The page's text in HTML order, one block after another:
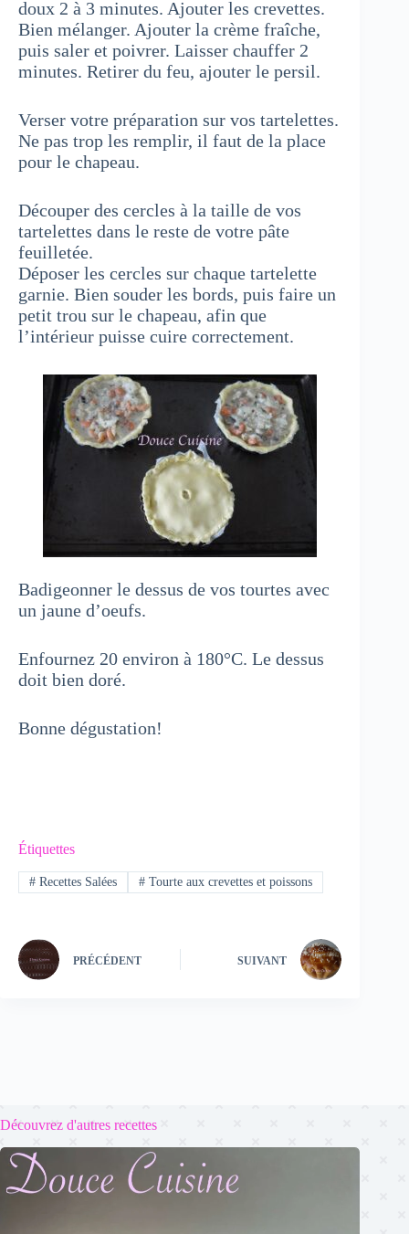
doux 2 à 3 minutes. Ajouter les crevettes.
Bien mélanger. Ajouter la crème fraîche,
puis saler et poivrer. Laisser chauffer 2
minutes. Retirer du feu, ajouter le persil.
Verser votre préparation sur vos tartelettes.
Ne pas trop les remplir, il faut de la place
pour le chapeau.
Découper des cercles à la taille de vos
tartelettes dans le reste de votre pâte
feuilletée.
Déposer les cercles sur chaque tartelette
garnie. Bien souder les bords, puis faire un
petit trou sur le chapeau, afin que
l’intérieur puisse cuire correctement.
Badigeonner le dessus de vos tourtes avec
un jaune d’oeufs.
Enfournez 20 environ à 180°C. Le dessus
doit bien doré.
Bonne dégustation!
Étiquettes
#Recettes Salées #Tourte aux crevettes et poissons
PRÉCÉDENT SUIVANT
Découvrez d'autres recettes